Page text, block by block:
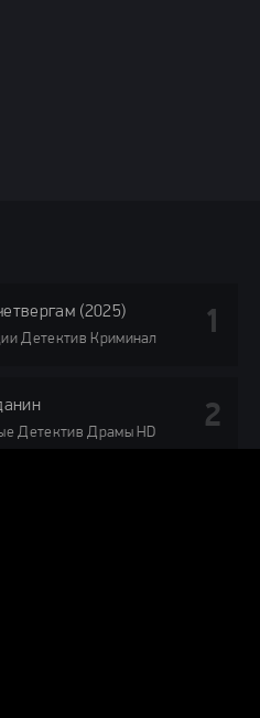
(2025)
Фильмы 2025 Комедии Детектив Криминал
Аниме го Зарубежные Детектив Драмы HD